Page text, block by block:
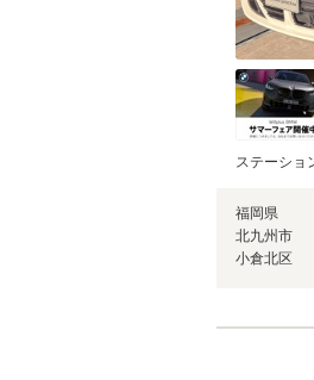
ステーショ
福岡県
北九州市
小倉北区